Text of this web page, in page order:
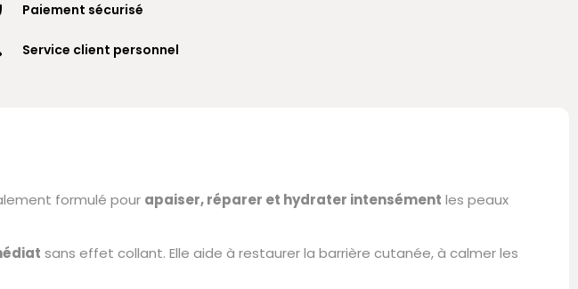
Paiement sécurisé
Service client personnel
formulé pour apaiser, réparer et hydrater intensément les peaux
sans effet collant. Elle aide à restaurer la barrière cutanée, à calmer les